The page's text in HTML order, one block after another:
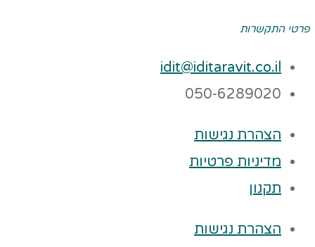
פרטי התקשרות
idit@iditaravit.co.il
050-6289020
הצהרת נגישות
מדיניות פרטיות
תקנון
הצהרת נגישות